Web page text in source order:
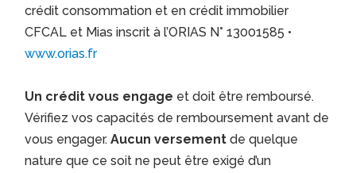
crédit consommation et en crédit immobilier
CFCAL et Mias inscrit à l’ORIAS N° 13001585 •
www.orias.fr
Un crédit vous engage et doit être remboursé.
Vérifiez vos capacités de remboursement avant de
vous engager.Aucun versement de quelque
nature que ce soit ne peut être exigé d’un